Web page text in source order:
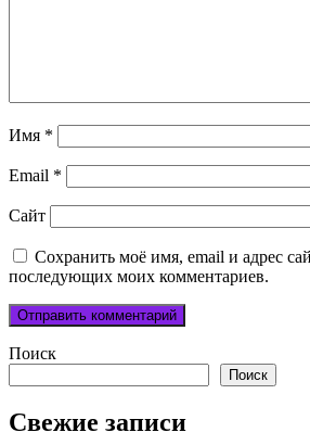
Имя *
Email *
Сайт
Сохранить моё имя, email и адрес
последующих моих комментариев.
Поиск
Поиск
Свежие записи